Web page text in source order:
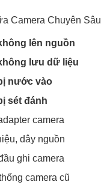
Camera Chuyên Sâu
lên nguồn
lưu dữ liệu
nước vào
sét đánh
camera
dây nguồn
ghi camera
camera cũ